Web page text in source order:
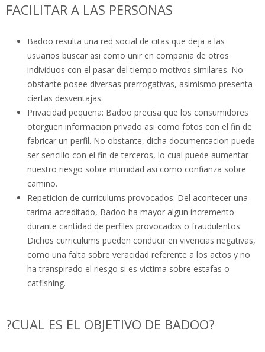
FACILITAR A LAS PERSONAS
Badoo resulta una red social de citas que deja a las
usuarios buscar asi­ como unir en compania de otros
individuos con el pasar del tiempo motivos similares. No
obstante posee diversas prerrogativas, asimismo presenta
ciertas desventajas:
Privacidad pequena: Badoo precisa que los consumidores
otorguen informacion privado asi­ como fotos con el fin de
fabricar un perfil. No obstante, dicha documentacion puede
ser sencillo con el fin de terceros, lo cual puede aumentar
nuestro riesgo sobre intimidad asi­ como confianza sobre
camino.
Repeticion de curriculums provocados: Del acontecer una
tarima acreditado, Badoo ha mayor algun incremento
durante cantidad de perfiles provocados o fraudulentos.
Dichos curriculums pueden conducir en vivencias negativas,
como una falta sobre veracidad referente a los actos y no
ha transpirado el riesgo si es victima sobre estafas o
catfishing.
?CUAL ES EL OBJETIVO DE BADOO?